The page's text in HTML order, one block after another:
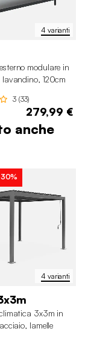
4 varianti
modulare in
120cm
3 (33)
279,99 €
anche
4 varianti
3x3m in
lamelle